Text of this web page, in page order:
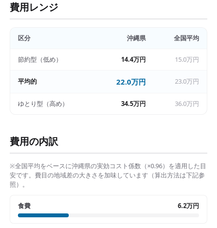
費用レンジ
区分 沖縄県 全国平均
節約型（低め） 14.4万円 15.0万円
平均的 22.0万円 23.0万円
ゆとり型（高め） 34.5万円 36.0万円
費用の内訳
※全国平均をベースに沖縄県の実効コスト係数（×0.96）を適用した目
安です。費目の地域差の大きさを加味しています（算出方法は下記参
照）。
食費 6.2万円